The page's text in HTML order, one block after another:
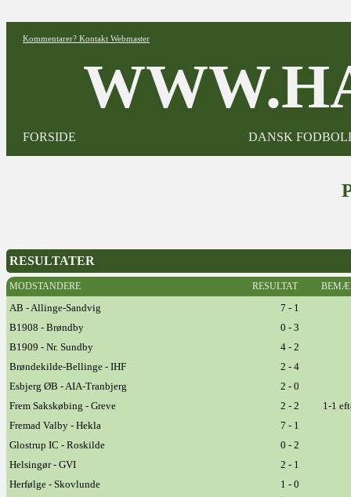
Kommentarer? Kontakt Webmaster
FORSIDE DANSK
RESULTATER
MODSTANDERE RESULTAT
AB - Allinge-Sandvig
7 - 1
B1908 - Brøndby
0 - 3
B1909 - Nr. Sundby
4 - 2
Brøndekilde-Bellinge - IHF
2 - 4
Esbjerg ØB - AIA-Tranbjerg
2 - 0
Frem Sakskøbing - Greve
2 - 2
1-1
Fremad Valby - Hekla
7 - 1
Glostrup IC - Roskilde
0 - 2
Helsingør - GVI
2 - 1
Herfølge - Skovlunde
1 - 0